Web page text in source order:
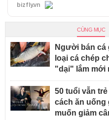
bizfly.vn
CÙNG MỤC
Người bán cá
loại cá chép
"dại" lắm mới
50 tuổi vẫn
cách ăn uống
muốn giảm